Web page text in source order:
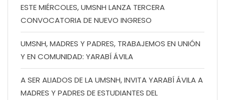
ESTE MIÉRCOLES, UMSNH LANZA TERCERA
CONVOCATORIA DE NUEVO INGRESO
UMSNH, MADRES Y PADRES, TRABAJEMOS EN UNIÓN
Y EN COMUNIDAD: YARABÍ ÁVILA
A SER ALIADOS DE LA UMSNH, INVITA YARABÍ ÁVILA A
MADRES Y PADRES DE ESTUDIANTES DEL